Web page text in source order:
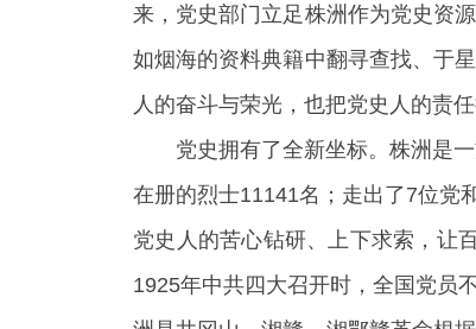
来，党史部门立足株洲作为党史资
如烟海的资料典籍中翻寻查找、于
人的奋斗与荣光，也把党史人的责
党史拥有了全新坐标。株洲是
在册的烈士11141名；走出了7位党
党史人的苦心钻研、上下求索，让
1925年中共四大召开时，全国党员